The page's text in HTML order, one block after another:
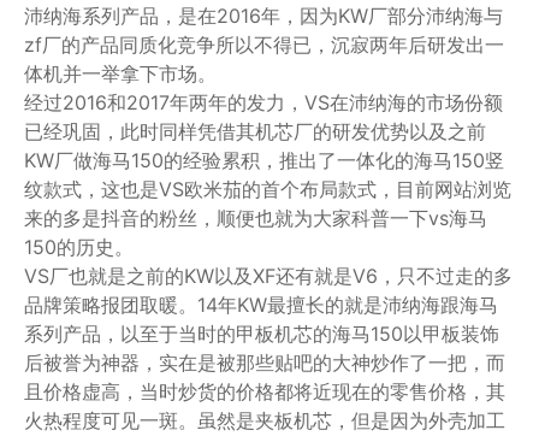
沛纳海系列产品，是在2016年，因为KW厂部分沛纳海与
zf厂的产品同质化竞争所以不得已，沉寂两年后研发出一
体机并一举拿下市场。
经过2016和2017年两年的发力，VS在沛纳海的市场份额
已经巩固，此时同样凭借其机芯厂的研发优势以及之前
KW厂做海马150的经验累积，推出了一体化的海马150竖
纹款式，这也是VS欧米茄的首个布局款式，目前网站浏览
来的多是抖音的粉丝，顺便也就为大家科普一下vs海马
150的历史。
VS厂也就是之前的KW以及XF还有就是V6，只不过走的多
品牌策略报团取暖。14年KW最擅长的就是沛纳海跟海马
系列产品，以至于当时的甲板机芯的海马150以甲板装饰
后被誉为神器，实在是被那些贴吧的大神炒作了一把，而
且价格虚高，当时炒货的价格都将近现在的零售价格，其
火热程度可见一斑。虽然是夹板机芯，但是因为外壳加工